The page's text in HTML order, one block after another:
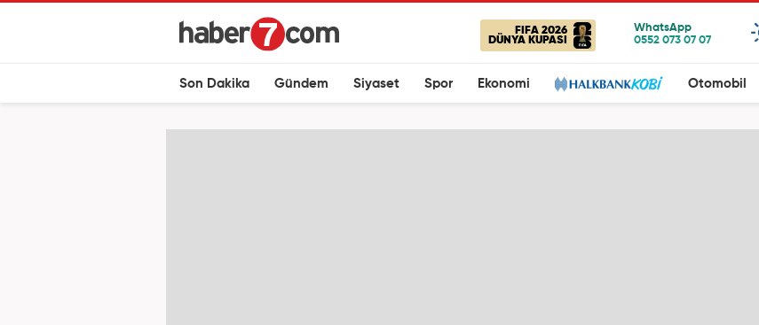
FIFA 2026
DÜNYA KUPASI
Son Dakika Gündem Siyaset Spor Ekonomi Otomobil